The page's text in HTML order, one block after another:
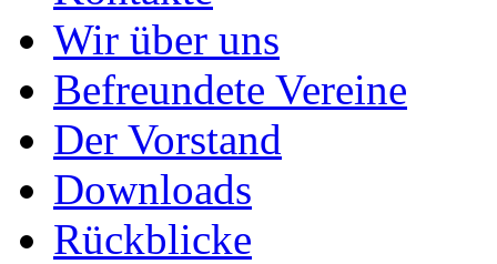
Wir über uns
Befreundete Vereine
Der Vorstand
Downloads
Rückblicke